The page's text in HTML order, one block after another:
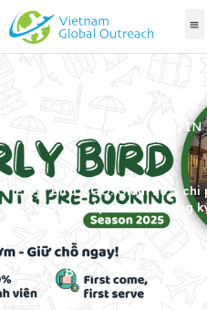
TIN
Early Bird V.GO: Giảm 20%
dự án hot – Đăng
By: VietNam Global